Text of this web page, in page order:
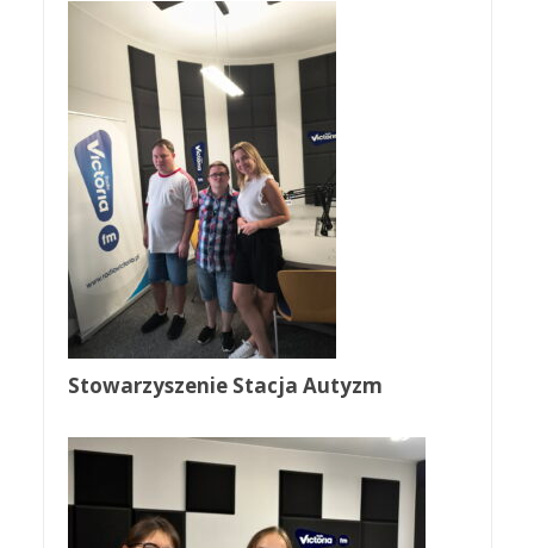
Stowarzyszenie Stacja Autyzm